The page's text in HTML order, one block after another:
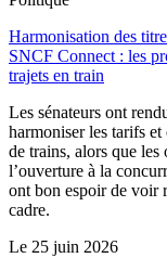
Harmonisation des
SNCF Connect : les
trajets en train
Les sénateurs ont
harmoniser les tarifs et
de trains, alors que
l’ouverture à la
ont bon espoir de voir
cadre.
Le 25 juin 2026